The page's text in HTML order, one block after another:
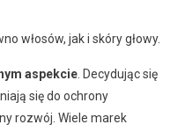
włosów, jak i skóry głowy.
aspekcie. Decydując się
się do ochrony
rozwój. Wiele marek